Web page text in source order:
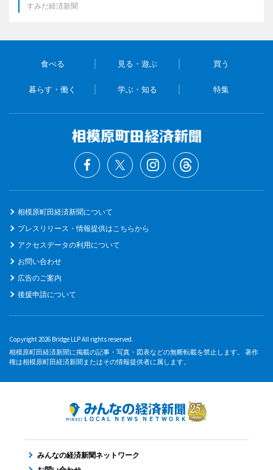
すみだ経済新聞
食べる 見る・遊ぶ 買う
暮らす・働く 学ぶ・知る 特集
相模原町田経済新聞について
プレスリリース・情報提供はこちらから
アクセスデータの利用について
お問い合わせ
広告のご案内
後援申請について
Copyright 2026 Bridge LLP All rights reserved.
相模原町田経済新聞に掲載の記事・写真・図表などの無断転載を禁止します。 著作
権は相模原町田経済新聞またはその情報提供者に属します。
みんなの経済新聞ネットワーク